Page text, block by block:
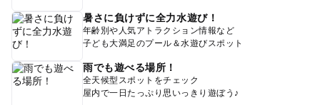
暑さに負けずに全力水遊び！
年齢別や人気アトラクション情報など
子ども大満足のプール＆水遊びスポット
雨でも遊べる場所！
全天候型スポットをチェック
屋内で一日たっぷり思いっきり遊ぼう♪